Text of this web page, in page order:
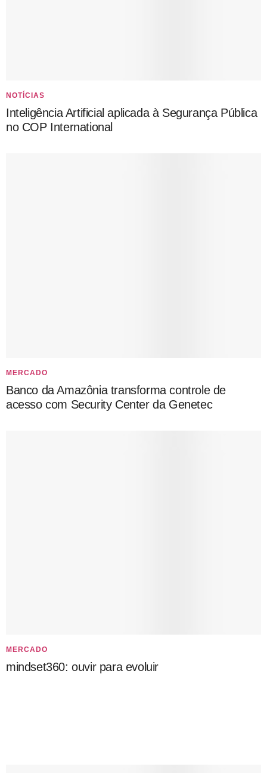
NOTÍCIAS
Inteligência Artificial aplicada à Segurança Pública
no COP International
MERCADO
Banco da Amazônia transforma controle de
acesso com Security Center da Genetec
MERCADO
mindset360: ouvir para evoluir